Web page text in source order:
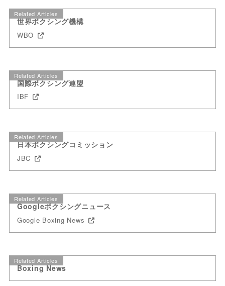
Related Articles
世界ボクシング機構
WBO
Related Articles
国際ボクシング連盟
IBF
Related Articles
日本ボクシングコミッション
JBC
Related Articles
Googleボクシングニュース
Google Boxing News
Related Articles
Boxing News